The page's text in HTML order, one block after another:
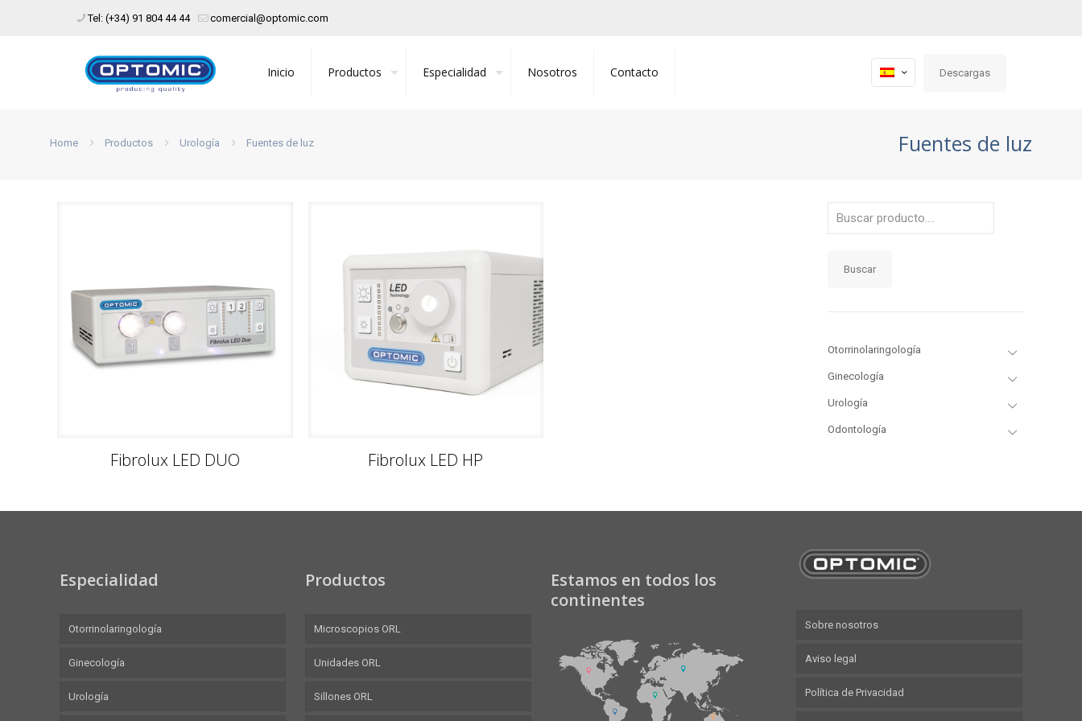
Tel: (+34) 91 804 44 44 comercial@optomic.com
Inicio Productos Especialidad Nosotros Contacto Descargas
Fuentes de luz
Home Productos Urología Fuentes de luz
Fibrolux LED DUO Fibrolux LED HP
Buscar
Otorrinolaringología
Ginecología
Urología
Odontología
Especialidad
Otorrinolaringología
Ginecología
Urología
Productos
Microscopios ORL
Unidades ORL
Sillones ORL
Estamos en todos los
continentes
Sobre nosotros
Aviso legal
Política de Privacidad